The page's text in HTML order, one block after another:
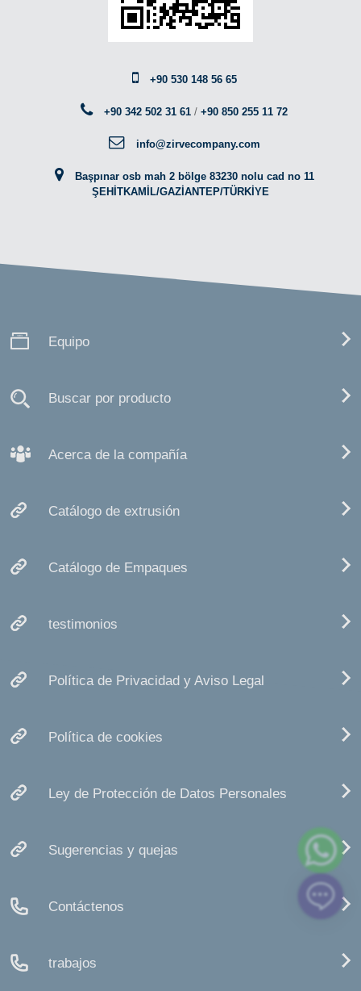
+90 530 148 56 65
+90 342 502 31 61 /+90 850 255 11 72
info@zirvecompany.com
Başpınar osb mah 2 bölge 83230 nolu cad no 11
ŞEHİTKAMİL/GAZİANTEP/TÜRKİYE
Equipo
Buscar por producto
Acerca de la compañía
Catálogo de extrusión
Catálogo de Empaques
testimonios
Política de Privacidad y Aviso Legal
Política de cookies
Ley de Protección de Datos Personales
Sugerencias y quejas
Contáctenos
trabajos